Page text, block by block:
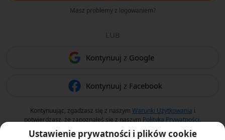
Masz problemy z logowaniem?
LUB
Kontynuuj z Google
Kontynuuj z Facebook
Kontynuując, zgadzasz się z naszym Warunki Użytkowania i
potwierdzasz, że zapoznałeś się z naszym Polityka Prywatności.
Ustawienie prywatności i plików cookie